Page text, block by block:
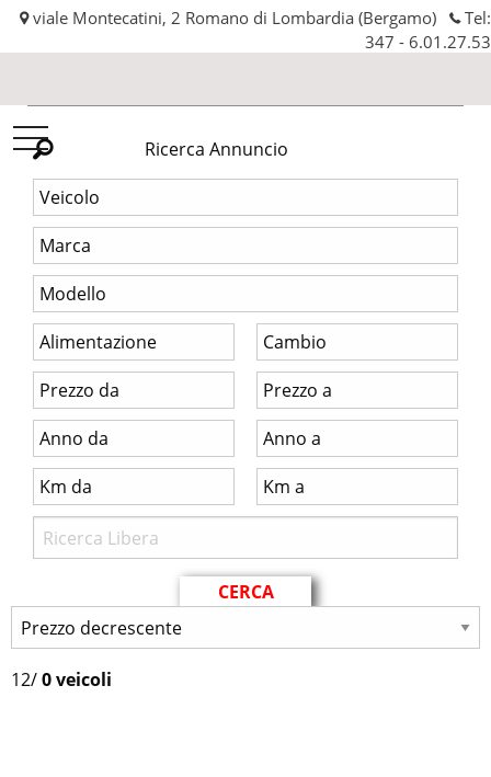
viale Montecatini, 2 Romano di Lombardia (Bergamo)
Tel:
347 - 6.01.27.53
Automobilissima
srl
Ricerca Annuncio
12/0 veicoli